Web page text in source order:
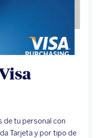
de tu personal con
Tarjeta y por tipo de